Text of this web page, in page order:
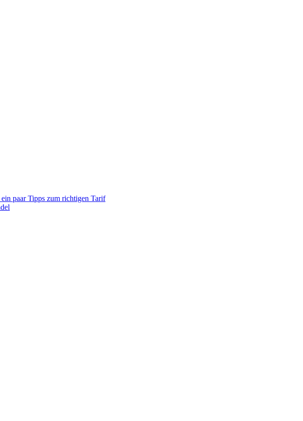
paar Tipps zum richtigen Tarif